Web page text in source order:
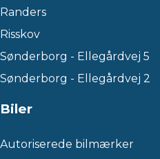
Randers
Risskov
Sønderborg - Ellegårdvej 5
Sønderborg - Ellegårdvej 2
Biler
Autoriserede bilmærker